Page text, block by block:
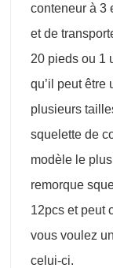
conteneur à 3
et de
20 pieds ou 1
qu’il peut être
plusieurs
squelette de
modèle le
remorque
12pcs et peut
vous voulez
celui-ci.